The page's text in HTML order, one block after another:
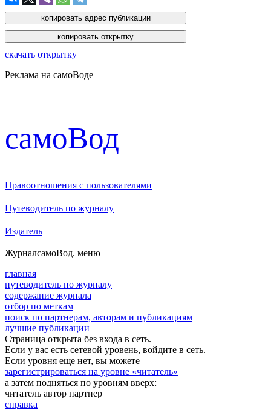
скачать открытку
Реклама на самоВоде
cамоВод
Правоотношения с пользователями
Путеводитель по журналу
Издатель
ЖурналсамоВод. меню
главная
путеводитель по журналу
содержание журнала
отбор по меткам
поиск по партнерам, авторам и публикациям
лучшие публикации
Страница открыта без входа в сеть.
Если у вас есть сетевой уровень, войдите в сеть.
Если уровня еще нет, вы можете
зарегистрироваться на уровне «читатель»
а затем подняться по уровням вверх:
читатель автор партнер
справка